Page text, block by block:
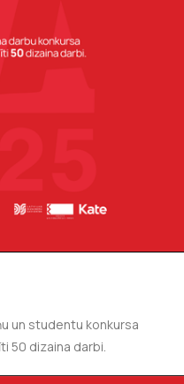
un studentu konkursa
50 dizaina darbi.